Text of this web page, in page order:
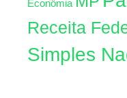
Econômia
Receita
Simples